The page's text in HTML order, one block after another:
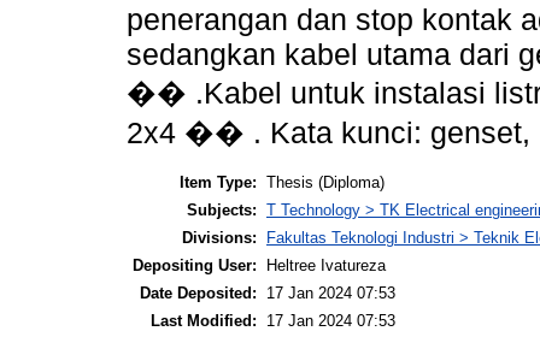
penerangan dan stop
sedangkan kabel utama dari
�� .Kabel untuk instalasi
2x4 �� . Kata kunci: genset,
Item Type: Thesis (Diploma)
Subjects: T Technology > TK Electrical
Divisions:
Fakultas Teknologi Industri > Teknik
Depositing User:
Heltree Ivatureza
Date Deposited:
17 Jan 2024 07:53
Last Modified:
17 Jan 2024 07:53